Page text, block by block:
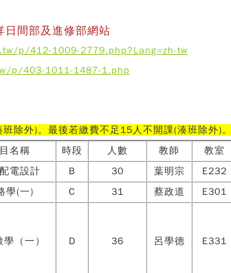
間部及進修部網站
p/412-1009-2779.php?Lang=zh-tw
p/403-1011-1487-1.php
除外)。最後若繳費不足15人不開課(湊班除外)。
名稱 時段 人數 教師 教室
電設計 B 30 葉明宗
E232
學(一) C 31 蔡政道 E301
（一） D 36 呂學德 E331